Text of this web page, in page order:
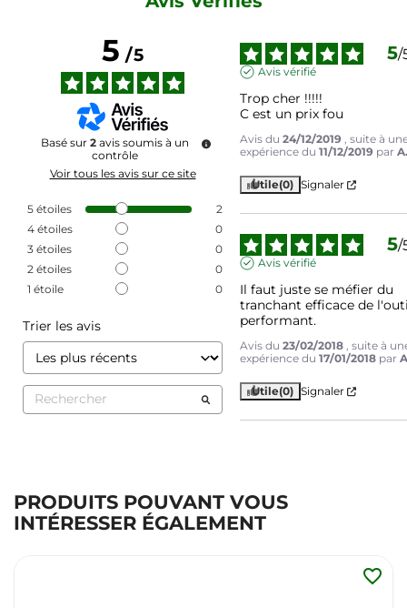
5/5
Basé sur 2 avis soumis à un
contrôle
Voir tous les avis sur ce site
5 étoiles
2
4 étoiles
0
3 étoiles
0
2 étoiles
0
1 étoile 0
Trier les avis
5/
Avis vérifié
Trop cher !!!!!
C est un prix fou
Avis du24/12/2019 , suite à
expérience du11/12/2019 par
Utile(0) Signaler
5/
Avis vérifié
Il faut juste se méfier du
tranchant efficace de
performant.
Avis du23/02/2018 , suite à
expérience du17/01/2018 par
Utile(0) Signaler
PRODUITS POUVANT VOUS
INTÉRESSER ÉGALEMENT
favorite_border